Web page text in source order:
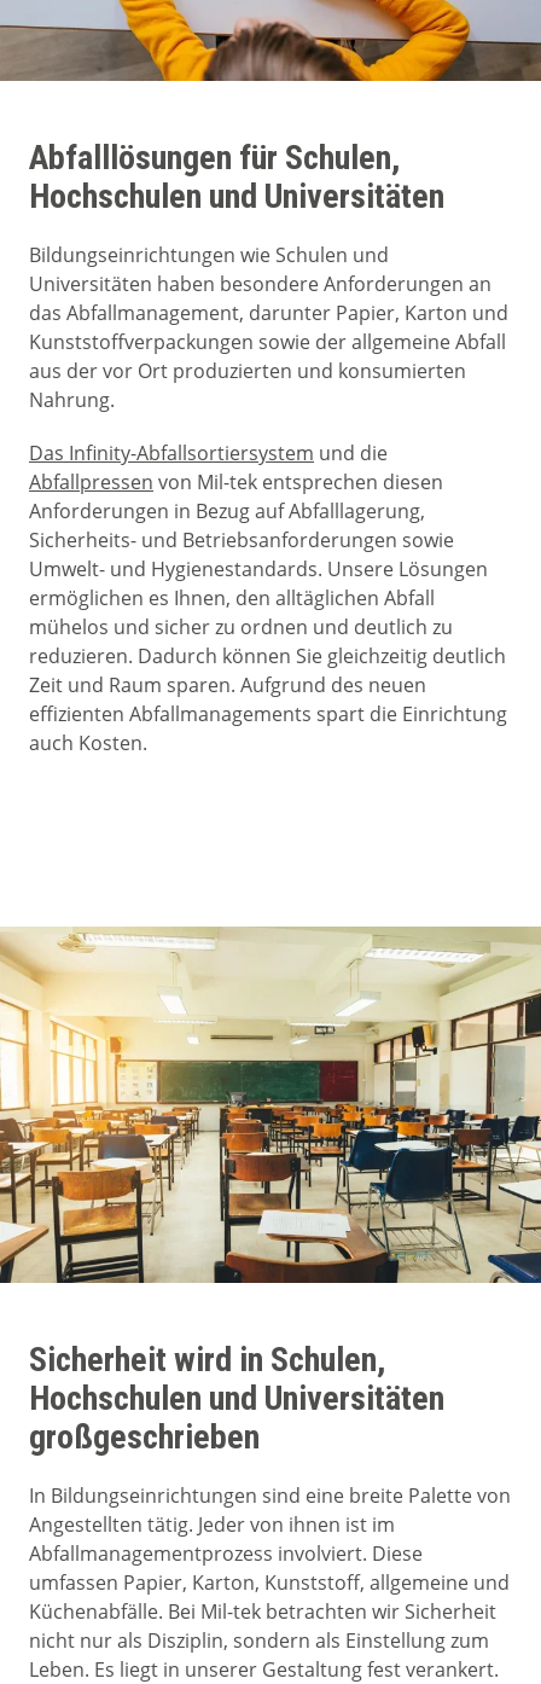
Abfalllösungen für Schulen,
Hochschulen und Universitäten
Bildungseinrichtungen wie Schulen und
Universitäten haben besondere Anforderungen an
das Abfallmanagement, darunter Papier, Karton und
Kunststoffverpackungen sowie der allgemeine Abfall
aus der vor Ort produzierten und konsumierten
Nahrung.
Das Infinity-Abfallsortiersystem und die
Abfallpressen von Mil-tek entsprechen diesen
Anforderungen in Bezug auf Abfalllagerung,
Sicherheits- und Betriebsanforderungen sowie
Umwelt- und Hygienestandards. Unsere Lösungen
ermöglichen es Ihnen, den alltäglichen Abfall
mühelos und sicher zu ordnen und deutlich zu
reduzieren. Dadurch können Sie gleichzeitig deutlich
Zeit und Raum sparen. Aufgrund des neuen
effizienten Abfallmanagements spart die Einrichtung
auch Kosten.
Sicherheit wird in Schulen,
Hochschulen und Universitäten
großgeschrieben
In Bildungseinrichtungen sind eine breite Palette von
Angestellten tätig. Jeder von ihnen ist im
Abfallmanagementprozess involviert. Diese
umfassen Papier, Karton, Kunststoff, allgemeine und
Küchenabfälle. Bei Mil-tek betrachten wir Sicherheit
nicht nur als Disziplin, sondern als Einstellung zum
Leben. Es liegt in unserer Gestaltung fest verankert.